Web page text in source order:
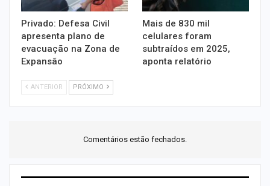
Privado: Defesa Civil
apresenta plano de
evacuação na Zona de
Expansão
Mais de 830 mil
celulares foram
subtraídos em 2025,
aponta relatório
ANTERIOR PRÓXIMO
Comentários estão fechados.